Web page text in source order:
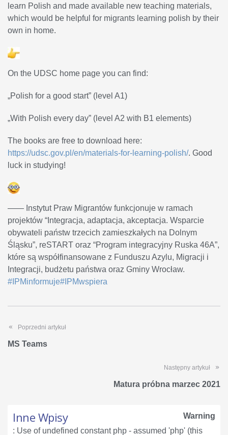
learn Polish and made available new teaching materials,
which would be helpful for migrants learning polish by their
own in home.
On the UDSC home page you can find:
„Polish for a good start” (level A1)
„With Polish every day” (level A2 with B1 elements)
The books are free to download here:
https://udsc.gov.pl/en/materials-for-learning-polish/. Good
luck in studying!
—— Instytut Praw Migrantów funkcjonuje w ramach
projektów “Integracja, adaptacja, akceptacja. Wsparcie
obywateli państw trzecich zamieszkałych na Dolnym
Śląsku”, reSTART oraz “Program integracyjny Ruska 46A”,
które są współfinansowane z Funduszu Azylu, Migracji i
Integracji, budżetu państwa oraz Gminy Wrocław.
#IPMinformuje#IPMwspiera
Poprzedni artykuł
MS Teams
Następny artykuł
Matura próbna marzec 2021
Inne Wpisy
Warning
: Use of undefined constant php - assumed 'php' (this